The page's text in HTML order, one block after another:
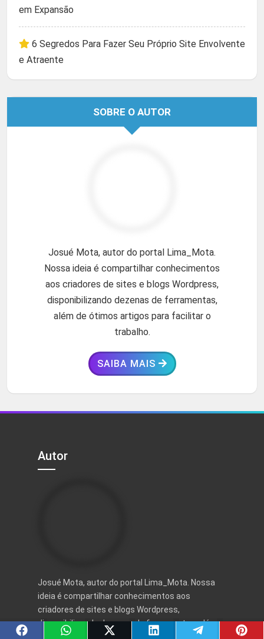
em Expansão
6 Segredos Para Fazer Seu Próprio Site Envolvente
e Atraente
SOBRE O AUTOR
Josué Mota, autor do portal Lima_Mota.
Nossa ideia é compartilhar conhecimentos
aos criadores de sites e blogs Wordpress,
disponibilizando dezenas de ferramentas,
além de ótimos artigos para facilitar o
trabalho.
SAIBA MAIS
Autor
Josué Mota, autor do portal Lima_Mota. Nossa
ideia é compartilhar conhecimentos aos
criadores de sites e blogs Wordpress,
disponibilizando dezenas de ferramentas, além
de ótimos artigos para facilitar o trabalho.